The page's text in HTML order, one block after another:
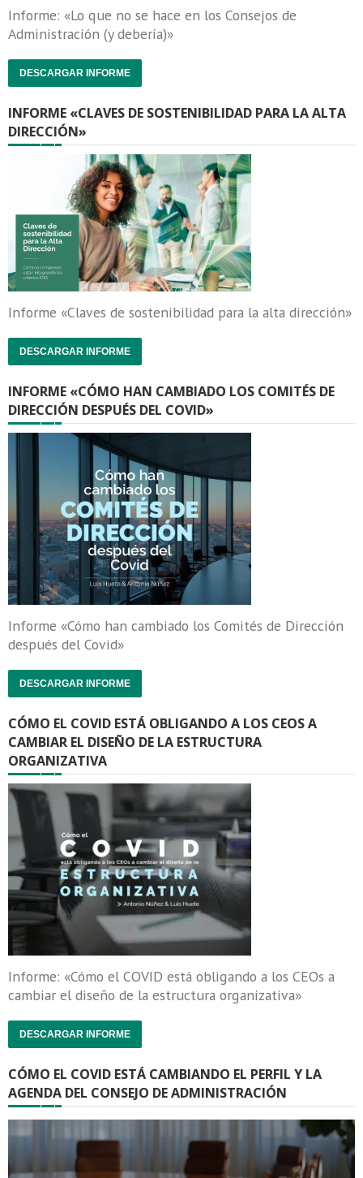
Informe: «Lo que no se hace en los Consejos de
Administración (y debería)»
DESCARGAR INFORME
INFORME «CLAVES DE SOSTENIBILIDAD PARA LA ALTA
DIRECCIÓN»
Informe «Claves de sostenibilidad para la alta dirección»
DESCARGAR INFORME
INFORME «CÓMO HAN CAMBIADO LOS COMITÉS DE
DIRECCIÓN DESPUÉS DEL COVID»
Informe «Cómo han cambiado los Comités de Dirección
después del Covid»
DESCARGAR INFORME
CÓMO EL COVID ESTÁ OBLIGANDO A LOS CEOS A
CAMBIAR EL DISEÑO DE LA ESTRUCTURA
ORGANIZATIVA
Informe: «Cómo el COVID está obligando a los CEOs a
cambiar el diseño de la estructura organizativa»
DESCARGAR INFORME
CÓMO EL COVID ESTÁ CAMBIANDO EL PERFIL Y LA
AGENDA DEL CONSEJO DE ADMINISTRACIÓN